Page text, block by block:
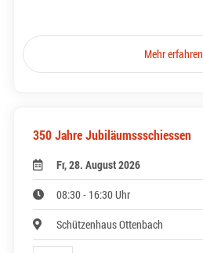
Mehr erfahren
350 Jahre Jubiläumssschiessen
Fr, 28. August 2026
08:30 - 16:30 Uhr
Schützenhaus Ottenbach